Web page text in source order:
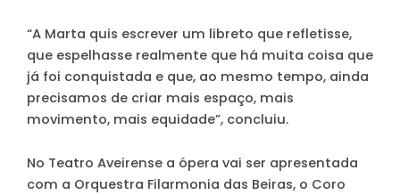
“A Marta quis escrever um libreto que refletisse,
que espelhasse realmente que há muita coisa que
já foi conquistada e que, ao mesmo tempo, ainda
precisamos de criar mais espaço, mais
movimento, mais equidade”, concluiu.
No Teatro Aveirense a ópera vai ser apresentada
com a Orquestra Filarmonia das Beiras, o Coro